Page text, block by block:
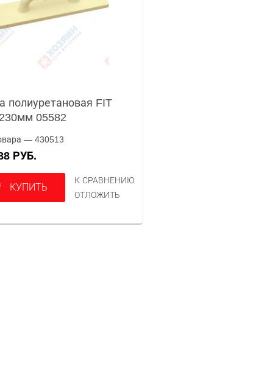
полиуретановая FIT
05582
— 430513
88 РУБ.
КУПИТЬ
К СРАВНЕНИЮ
ОТЛОЖИТЬ